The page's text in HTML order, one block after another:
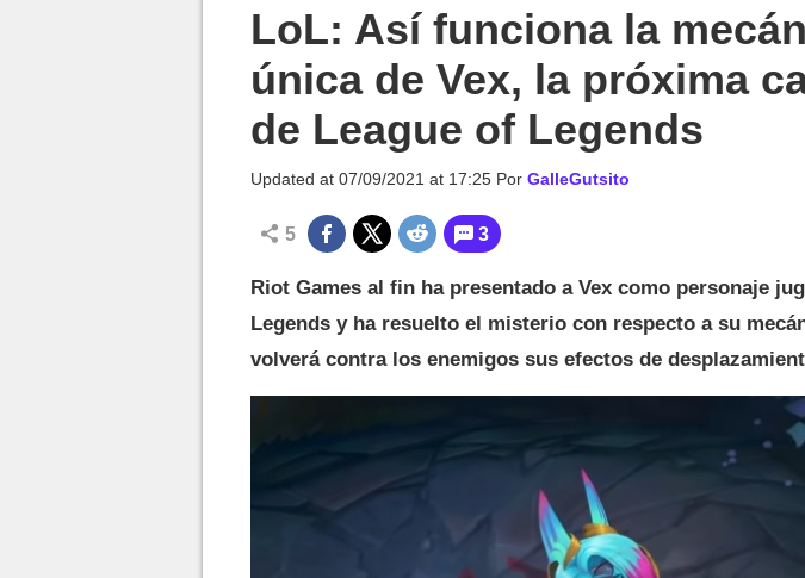
LoL: Así funciona la
única de Vex, la próxima
de League of Legends
Updated at 07/09/2021 at 17:25 Por GalleGutsito
5 3
Riot Games al fin ha presentado a Vex como personaje
Legends y ha resuelto el misterio con respecto a su
volverá contra los enemigos sus efectos de